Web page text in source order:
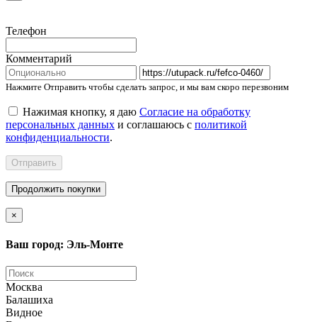
Телефон
Комментарий
Нажмите Отправить чтобы сделать запрос, и мы вам скоро перезвоним
Нажимая кнопку, я даю Согласие на обработку
персональных данных и соглашаюсь с политикой
конфиденциальности.
Отправить
Продолжить покупки
×
Ваш город: Эль-Монте
Москва
Балашиха
Видное